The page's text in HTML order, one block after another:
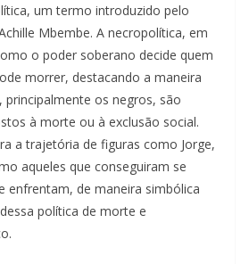
um termo introduzido pelo
Mbembe. A necropolítica, em
o poder soberano decide quem
morrer, destacando a maneira
os negros, são
à morte ou à exclusão social.
a trajetória de figuras como Jorge,
aqueles que conseguiram se
enfrentam, de maneira simbólica
política de morte e